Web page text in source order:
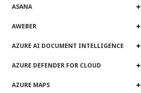
ASANA
AWEBER
AZURE AI DOCUMENT INTELLIGENCE
AZURE DEFENDER FOR CLOUD
AZURE MAPS